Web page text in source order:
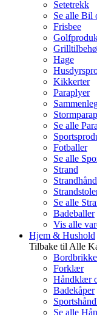
Setetrekk
Se alle Bil
Frisbee
Hage
Kikkerter
Paraplyer
Se alle
Fotballer
Se alle
Strand
Se alle
Badeballer
Vis alle
Hjem & Hushold
Tilbake til Alle
Forklær
Håndklær
Badekåper
Se alle